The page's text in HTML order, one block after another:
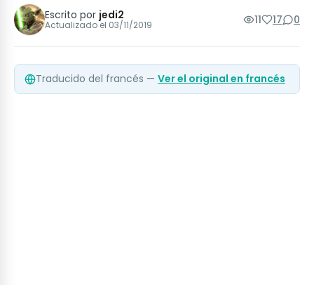
Escrito por jedi2
Actualizado el 03/11/2019 11 17 0
Traducido del francés — Ver el original en francés